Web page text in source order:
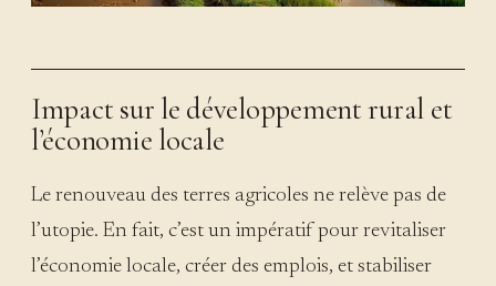
Impact sur le développement rural et
l’économie locale
Le renouveau des terres agricoles ne relève pas de
l’utopie. En fait, c’est un impératif pour revitaliser
l’économie locale, créer des emplois, et stabiliser